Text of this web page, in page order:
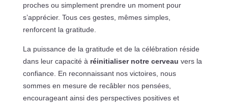
proches ou simplement prendre un moment pour
s’apprécier. Tous ces gestes, mêmes simples,
renforcent la gratitude.
La puissance de la gratitude et de la célébration réside
dans leur capacité à réinitialiser notre cerveau vers la
confiance. En reconnaissant nos victoires, nous
sommes en mesure de recâbler nos pensées,
encourageant ainsi des perspectives positives et